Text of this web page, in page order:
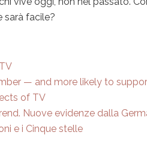
sarà facile?
— and more likely to
of TV
Nuove evidenze dalla
e i Cinque stelle